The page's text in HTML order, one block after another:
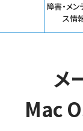
障害・メン
ス情
メ
Mac